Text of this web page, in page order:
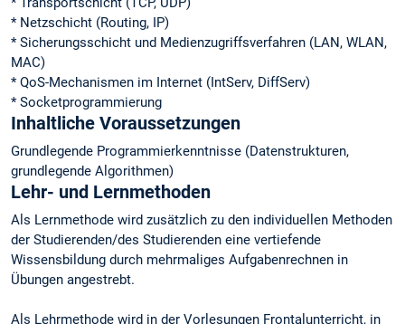
* Netzschicht (Routing, IP)
* Sicherungsschicht und Medienzugriffsverfahren (LAN, WLAN,
MAC)
* QoS-Mechanismen im Internet (IntServ, DiffServ)
* Socketprogrammierung
Inhaltliche Voraussetzungen
Grundlegende Programmierkenntnisse (Datenstrukturen,
grundlegende Algorithmen)
Lehr- und Lernmethoden
Als Lernmethode wird zusätzlich zu den individuellen Methoden
der Studierenden/des Studierenden eine vertiefende
Wissensbildung durch mehrmaliges Aufgabenrechnen in
Übungen angestrebt.
Als Lehrmethode wird in der Vorlesungen Frontalunterricht, in